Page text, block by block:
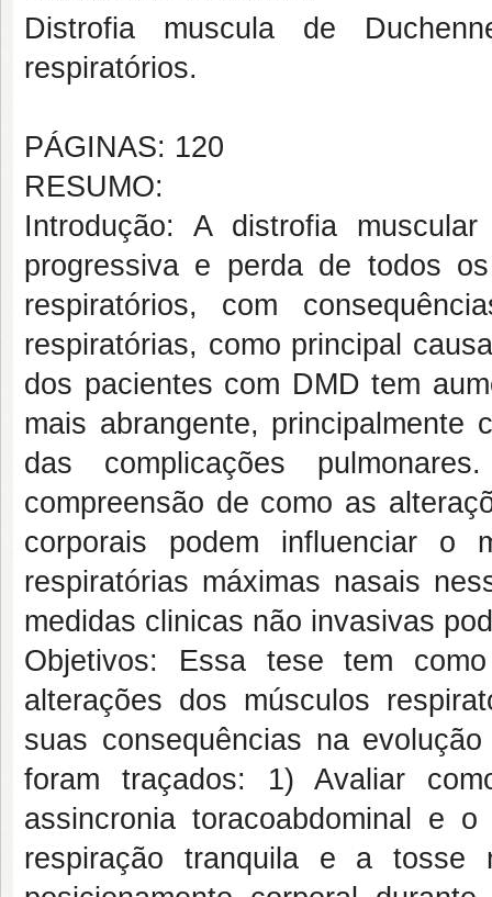
Distrofia muscula de
respiratórios.
PÁGINAS: 120
RESUMO:
Introdução: A distrofia
progressiva e perda de todos
respiratórios, com
respiratórias, como principal
dos pacientes com DMD tem
mais abrangente, principalmente
das complicações
compreensão de como as
corporais podem influenciar o
respiratórias máximas nasais
medidas clinicas não invasivas
Objetivos: Essa tese tem
alterações dos músculos
suas consequências na
foram traçados: 1) Avaliar
assincronia toracoabdominal e
respiração tranquila e a